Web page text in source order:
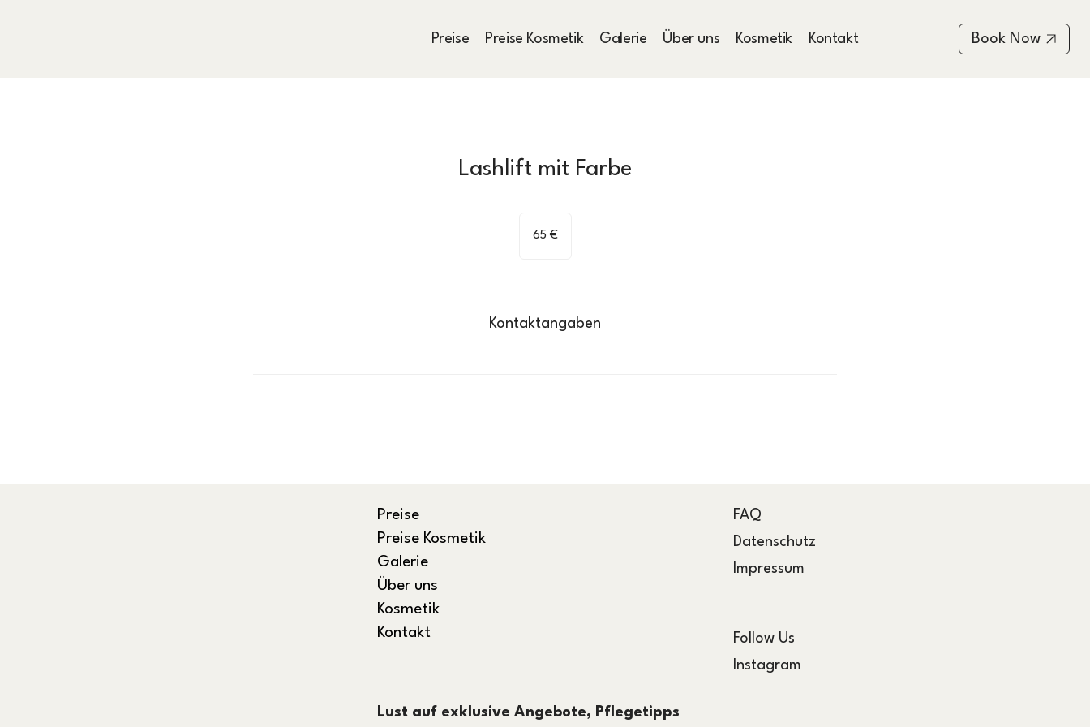
Preise Preise Kosmetik Galerie Über uns Kosmetik Kontakt Book Now
Lashlift mit Farbe
65 €
Kontaktangaben
Preise
Preise Kosmetik
Galerie
Über uns
Kosmetik
Kontakt
Lust auf exklusive Angebote, Pflegetipps
FAQ
Datenschutz
Impressum
Follow Us
Instagram